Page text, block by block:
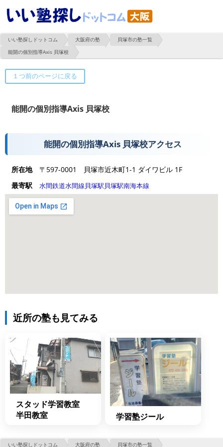
いい塾探しドットコム 大阪府の塾
貝塚市の塾一覧
能開の個別指導Axis 貝塚校
能開の個別指導Axis 貝塚校
能開の個別指導Axis 貝塚校アクセス
所在地
〒597-0001 貝塚市近木町1-1 ダイワビル 1F
最寄駅
水間鉄道水間線貝塚駅貝塚駅南海本線
近所の塾も見てみる
スタッド学習教室
半田教室
学習塾ジール
いい塾探しドットコム 大阪府の塾 貝塚市の塾一覧